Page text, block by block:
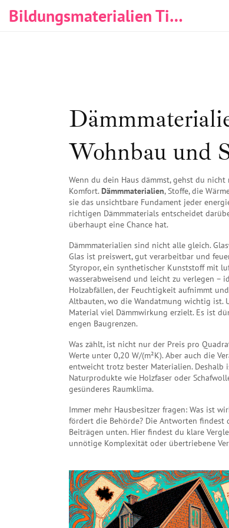
Bildungsmaterialien Tischlerei & Immobilien
Wohnbau und
Wenn du dein Haus dämmst, gehst du
Komfort. Dämmmaterialien,Stoffe, die
sie das unsichtbare Fundament jeder
richtigen Dämmmaterials entscheidet
überhaupt eine Chance hat.
Dämmmaterialien sind nicht alle gleich.
Glas ist preiswert, gut verarbeitbar und
Styropor,ein synthetischer Kunststoff mit
wasserabweisend und leicht zu verlegen –
Holzabfällen, der Feuchtigkeit aufnimmt
Altbauten, wo die Wandatmung wichtig ist.
Material viel Dämmwirkung erzielt. Es ist
engen Baugrenzen.
Was zählt, ist nicht nur der Preis pro
Werte unter 0,20 W/(m²K). Aber auch die
entweicht trotz bester Materialien.
Naturprodukte wie Holzfaser oder
gesünderes Raumklima.
Immer mehr Hausbesitzer fragen: Was ist
fördert die Behörde? Die Antworten
Beiträgen unten. Hier findest du klare
unnötige Komplexität oder übertriebene